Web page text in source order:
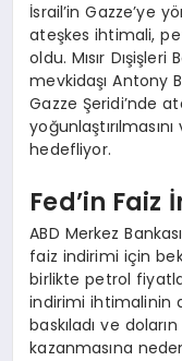
İsrail’in Gazze’ye
ateşkes ihtimali,
oldu. Mısır
mevkidaşı Antony
Gazze Şeridi’nde
hedefliyor.
Fed’in
ABD Merkez
faiz indirimi için
birlikte petrol
indirimi ihtimalinin
baskıladı ve
kazanmasına